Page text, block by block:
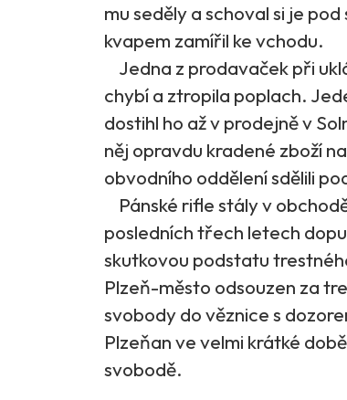
mu seděly a schoval si je
kvapem zamířil ke vchodu.
Jedna z prodavaček při
chybí a ztropila poplach.
dostihl ho až v prodejně v
něj opravdu kradené zboží
obvodního oddělení sdělili
Pánské rifle stály v
posledních třech letech
skutkovou podstatu
Plzeň-město odsouzen za
svobody do věznice s
Plzeňan ve velmi krátké
svobodě.